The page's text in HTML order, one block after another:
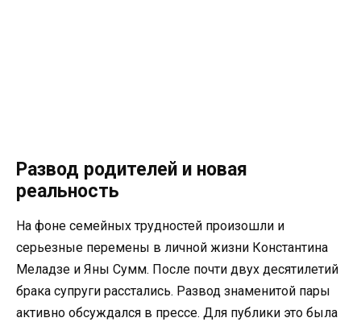
Развод родителей и новая
реальность
На фоне семейных трудностей произошли и
серьезные перемены в личной жизни Константина
Меладзе и Яны Сумм. После почти двух десятилетий
брака супруги расстались. Развод знаменитой пары
активно обсуждался в прессе. Для публики это была